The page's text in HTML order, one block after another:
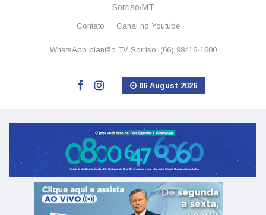
Sorriso/MT
Contato Canal no Youtube
WhatsApp plantão TV Sorriso: (66) 98416-1600
06 August 2026